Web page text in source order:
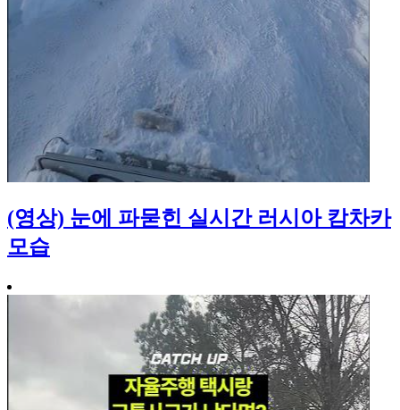
(영상) 눈에 파묻힌 실시간 러시아 캄차카
모습